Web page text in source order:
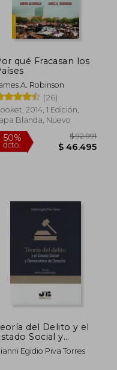
50%
50%
dcto. $
qué Fracasan los
A. Robinson
(26)
2014, 1 Edición,
Blanda, Nuevo
del Delito y el
Social y
de
Egidio Piva Torres